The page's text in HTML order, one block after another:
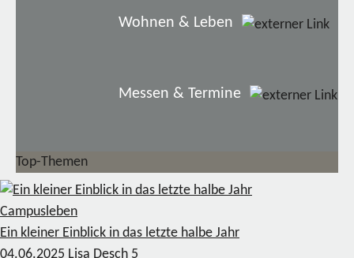
Wohnen & Leben
Messen & Termine
Top-Themen
Campusleben
Ein kleiner Einblick in das letzte halbe Jahr
04.06.2025 Lisa Desch 5